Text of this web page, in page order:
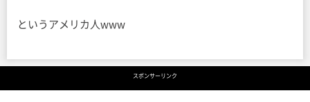
というアメリカ人www
スポンサーリンク